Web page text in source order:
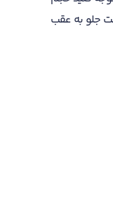
جلو به عقب